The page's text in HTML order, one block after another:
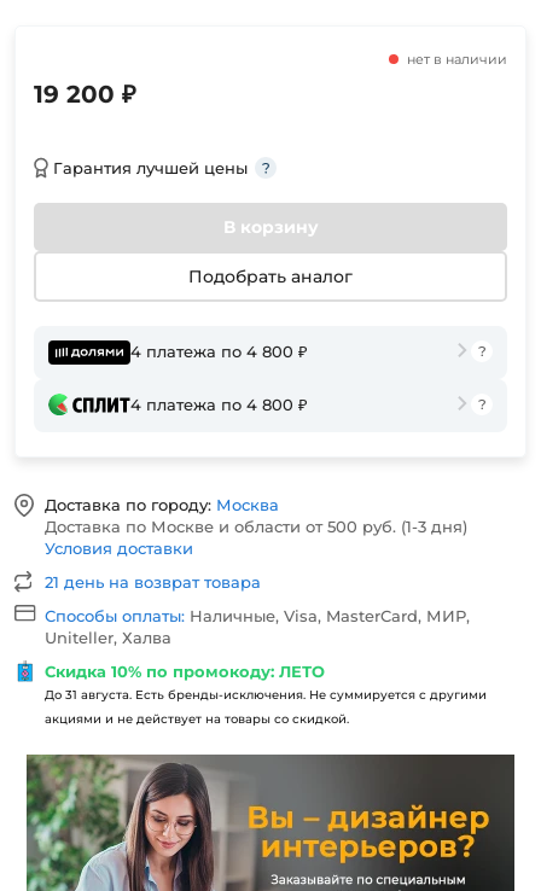
нет в наличии
19 200 ₽
Гарантия лучшей цены
В корзину
Подобрать аналог
4 платежа по 4 800 ₽
4 платежа по 4 800 ₽
Доставка по городу: Москва
Доставка по Москве и области от 500 руб. (1-3 дня)
Условия доставки
21 день на возврат товара
Способы оплаты: Наличные, Visa, MasterCard, МИР,
Uniteller, Халва
Скидка 10% по промокоду: ЛЕТО
До 31 августа. Есть бренды-исключения. Не суммируется с другими
акциями и не действует на товары со скидкой.